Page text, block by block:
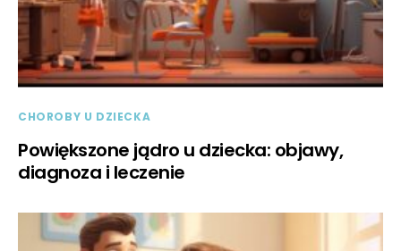
CHOROBY U DZIECKA
Powiększone jądro u dziecka: objawy,
diagnoza i leczenie